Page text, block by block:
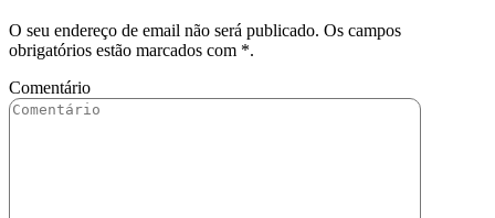
O seu endereço de email não será publicado. Os campos
obrigatórios estão marcados com *.
Comentário